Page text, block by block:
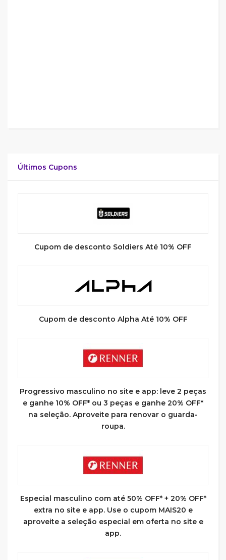
Últimos Cupons
Cupom de desconto Soldiers Até 10% OFF
Cupom de desconto Alpha Até 10% OFF
Progressivo masculino no site e app: leve 2 peças
e ganhe 10% OFF* ou 3 peças e ganhe 20% OFF*
na seleção. Aproveite para renovar o guarda-
roupa.
Especial masculino com até 50% OFF* + 20% OFF*
extra no site e app. Use o cupom MAIS20 e
aproveite a seleção especial em oferta no site e
app.